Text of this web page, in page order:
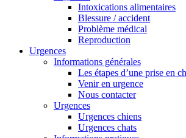
Intoxications alimentaires
Blessure / accident
Problème médical
Reproduction
Urgences
Informations générales
Les étapes d’une prise en
Venir en urgence
Nous contacter
Urgences
Urgences chiens
Urgences chats